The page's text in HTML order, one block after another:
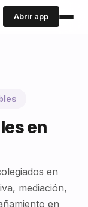
Abrir app
en
en
mediación,
en